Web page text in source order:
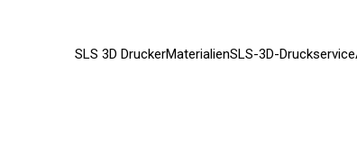
SLS 3D DruckerMaterialienSLS-3D-Druckservice